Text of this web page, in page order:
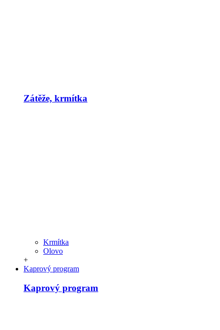
Zátěže, krmítka
Krmítka
Olovo
+
Kaprový program
Kaprový program